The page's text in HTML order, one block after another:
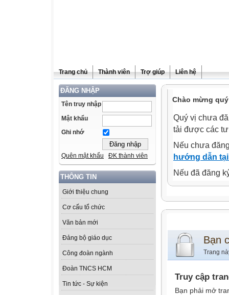
Trang chủ Thành viên Trợ giúp Liên hệ
ĐĂNG NHẬP
Tên truy nhập
Mật khẩu
Ghi nhớ
Quên mật khẩu ĐK thành viên
THÔNG TIN
Giới thiệu chung
Cơ cấu tổ chức
Văn bản mới
Đảng bộ giáo dục
Công đoàn ngành
Đoàn TNCS HCM
Tin tức - Sự kiện
Chào mừng
Quý vị chưa
tải được các
Nếu chưa
hướng dẫn
Nếu đã đăng
Bạn
Trang
Truy cập
Bạn phải mở